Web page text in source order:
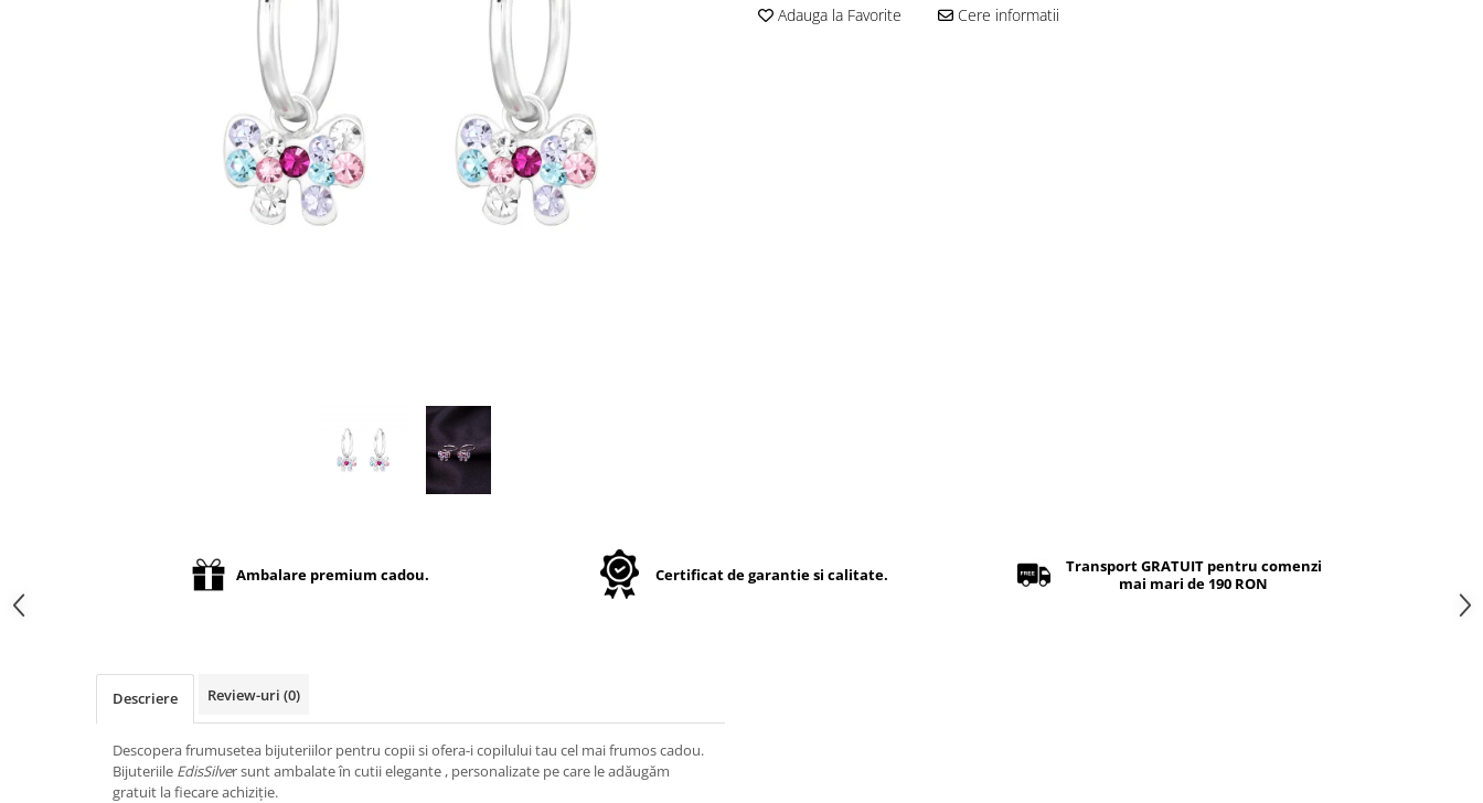
Adauga la Favorite Cere informatii
Ambalare premium cadou. Certificat de garantie si calitate.
Transport GRATUIT pentru comenzi
mai mari de 190 RON
Descriere Review-uri (0)
Descopera frumusetea bijuteriilor pentru copii si ofera-i copilului tau cel mai frumos cadou.
Bijuteriile EdisSilver sunt ambalate în cutii elegante , personalizate pe care le adăugăm
gratuit la fiecare achiziție.